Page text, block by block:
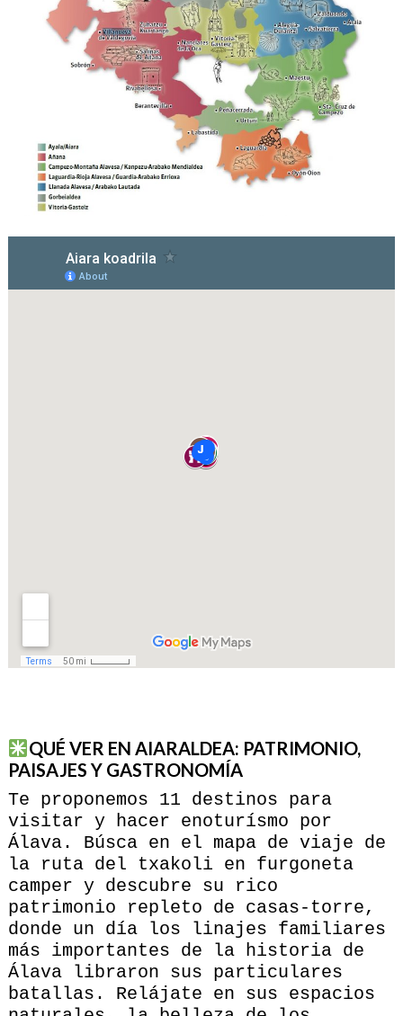
QUÉ VER EN AIARALDEA: PATRIMONIO,
PAISAJES Y GASTRONOMÍA
Te proponemos 11 destinos para
visitar y hacer enoturísmo por
Álava. Búsca en el mapa de viaje de
la ruta del txakoli en furgoneta
camper y descubre su rico
patrimonio repleto de casas-torre,
donde un día los linajes familiares
más importantes de la historia de
Álava libraron sus particulares
batallas. Relájate en sus espacios